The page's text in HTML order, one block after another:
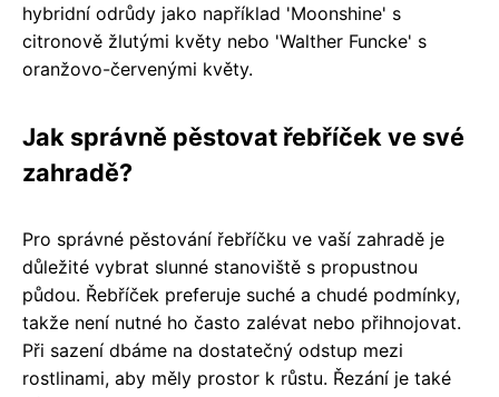
hybridní odrůdy jako například 'Moonshine' s
citronově žlutými květy nebo 'Walther Funcke' s
oranžovo-červenými květy.
Jak správně pěstovat řebříček ve své
zahradě?
Pro správné pěstování řebříčku ve vaší zahradě je
důležité vybrat slunné stanoviště s propustnou
půdou. Řebříček preferuje suché a chudé podmínky,
takže není nutné ho často zalévat nebo přihnojovat.
Při sazení dbáme na dostatečný odstup mezi
rostlinami, aby měly prostor k růstu. Řezání je také